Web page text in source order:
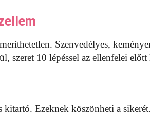
Szenvedélyes,
szeret 10 lépéssel az ellenfelei
kitartó. Ezeknek köszönheti a